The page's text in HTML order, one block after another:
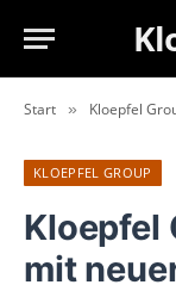
Start » Kloepfel
KLOEPFEL GROUP
Kloepfel
mit